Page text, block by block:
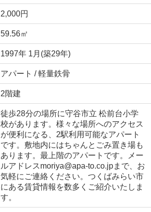
2,000円
59.56㎡
1997年 1月(築29年)
アパート / 軽量鉄骨
2階建
徒歩28分の場所に守谷市立 松前台小学
校があります。様々な場所へのアクセス
が便利になる、2駅利用可能なアパート
です。敷地内にはちゃんとごみ置き場も
あります。最上階のアパートです。メー
ルアドレスmoriya@apa-to.co.jpまで、お
気軽にご連絡ください。つくばみらい市
にある賃貸情報を数多くご紹介いたしま
す。